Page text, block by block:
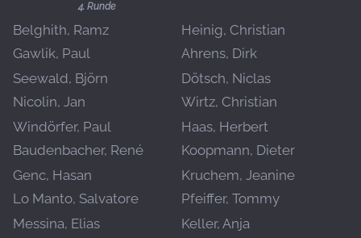
4. Runde
Belghith, Ramz
Gawlik, Paul
Heinig, Christian
Ahrens, Dirk
Seewald, Björn
Nicolin, Jan
Dötsch, Niclas
Wirtz, Christian
Windörfer, Paul
Baudenbacher, René
Haas, Herbert
Koopmann, Dieter
Genc, Hasan
Lo Manto, Salvatore
Kruchem, Jeanine
Pfeiffer, Tommy
Messina, Elias
Keller, Anja